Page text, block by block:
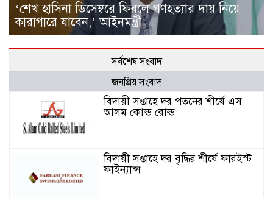
‘শেখ হাসিনা ডিসেম্বরে ফিরলে গণহত্যার দায় নিয়ে
কারাগারে যাবেন,’ আইনমন্ত্রী
সর্বশেষ সংবাদ
জনপ্রিয় সংবাদ
বিদায়ী সপ্তাহে দর পতনের শীর্ষে এস
আলম কোল্ড রোল্ড
বিদায়ী সপ্তাহে দর বৃদ্ধির শীর্ষে ফারইস্ট
ফাইন্যান্স